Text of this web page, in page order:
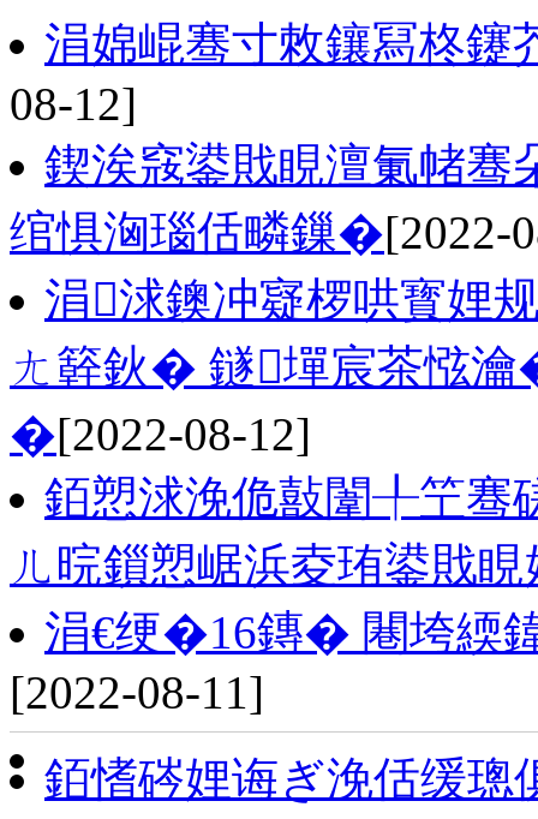
涓婂崐骞寸敇鑲冩柊鑳
08-12]
鍥涘窛鍙戝睍澶氭帾
绾惧洶瑙佸疄鏁�[2022-
涓浗鐭冲寲椤哄寳娌
ㄤ簳鈥� 鐩墠宸茶惤
�[2022-08-12]
銆愬浗浼佹敼闈╀笁骞
ㄦ晥鎻愬崌浜夌珛鍙戝
涓€绠�16鏄� 闀垮緛
[2022-08-11]
銆愭硶娌诲ぎ浼佸缓璁